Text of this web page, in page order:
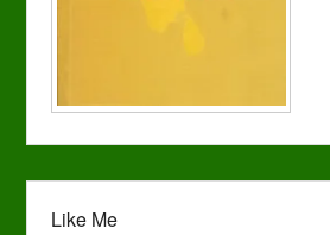
Like Me